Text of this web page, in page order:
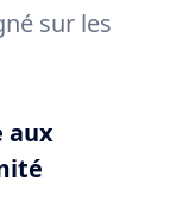
sur les
aux